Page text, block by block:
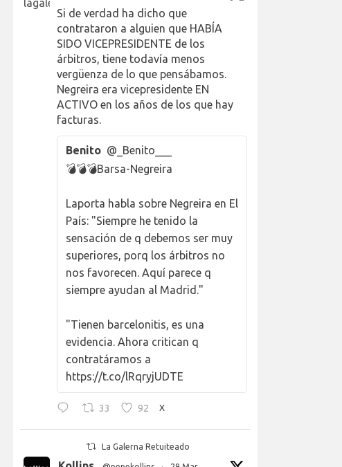
Si de verdad ha dicho que
contrataron a alguien que HABÍA
SIDO VICEPRESIDENTE de los
árbitros, tiene todavía menos
vergüenza de lo que pensábamos.
Negreira era vicepresidente EN
ACTIVO en los años de los que hay
facturas.
Benito @_Benito___
💣💣💣Barsa-Negreira
Laporta habla sobre Negreira en El
País: "Siempre he tenido la
sensación de q debemos ser muy
superiores, porq los árbitros no
nos favorecen. Aquí parece q
siempre ayudan al Madrid."
"Tienen barcelonitis, es una
evidencia. Ahora critican q
contratáramos a
https://t.co/lRqryjUDTE
33 92 X
La Galerna Retuiteado